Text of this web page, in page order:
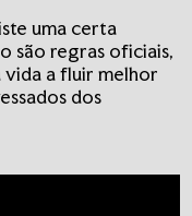
uma certa
são regras oficiais,
vida a fluir melhor
dos